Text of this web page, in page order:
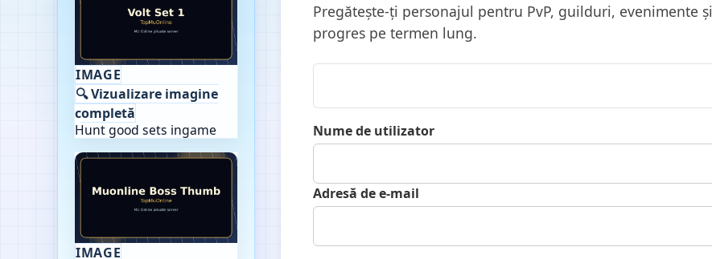
IMAGE
🔍 Vizualizare imagine
completă
Hunt good sets ingame
IMAGE
Pregătește-ți personajul pentru PvP, guilduri, evenimente și
progres pe termen lung.
Nume de utilizator
Adresă de e-mail